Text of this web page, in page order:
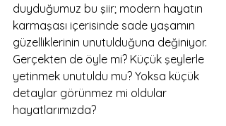
duyduğumuz bu şiir; modern hayatın
karmaşası içerisinde sade yaşamın
güzelliklerinin unutulduğuna değiniyor.
Gerçekten de öyle mi? Küçük şeylerle
yetinmek unutuldu mu? Yoksa küçük
detaylar görünmez mi oldular
hayatlarımızda?